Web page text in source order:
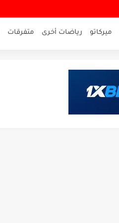
ميركاتو رياضات أخرى متفرقات